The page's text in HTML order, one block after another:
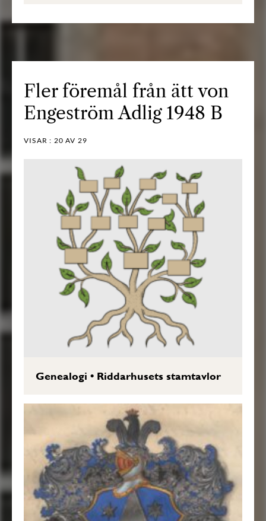
Fler föremål från ätt von
Engeström Adlig 1948 B
VISAR : 20 AV 29
Genealogi • Riddarhusets stamtavlor